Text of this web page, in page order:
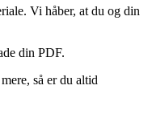
Vi håber, at du og din
din PDF.
så er du altid